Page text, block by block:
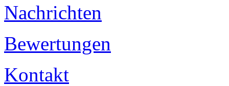
Nachrichten
Bewertungen
Kontakt